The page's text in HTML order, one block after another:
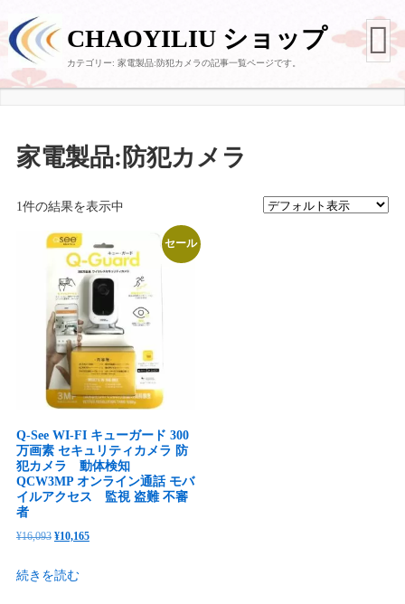
CHAOYILIU ショップ
カテゴリー: 家電製品:防犯カメラの記事一覧ページです。
家電製品:防犯カメラ
1件の結果を表示中
セール
Q-See WI-FI キューガード 300
万画素 セキュリティカメラ 防
犯カメラ 動体検知
QCW3MP オンライン通話 モバ
イルアクセス 監視 盗難 不審
者
¥16,093 元
価
¥10,165現
続きを読む